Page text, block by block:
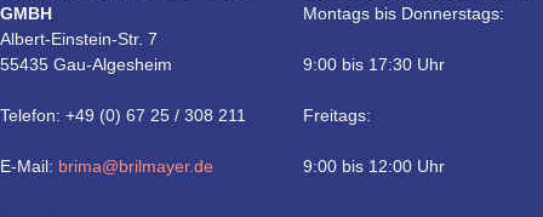
GMBH
Albert-Einstein-Str. 7
55435 Gau-Algesheim
Telefon: +49 (0) 67 25 / 308 211
E-Mail: brima@brilmayer.de
Montags bis Donnerstags:
9:00 bis 17:30 Uhr
Freitags:
9:00 bis 12:00 Uhr